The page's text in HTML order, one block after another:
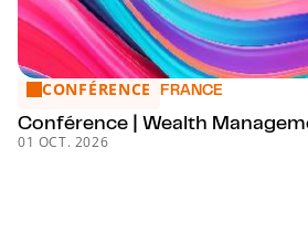
Conférence | Wealth Management
CONFÉRENCE FRANCE
Conférence | Wealth
01 OCT. 2026